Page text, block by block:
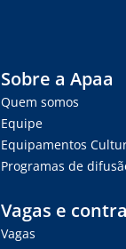
Sobre a Apaa
Quem somos
Equipe
Equipamentos
Programas de
Vagas e
Vagas